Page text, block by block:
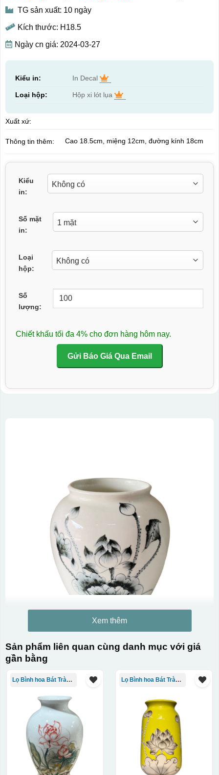
TG sản xuất: 10 ngày
Kích thước: H18.5
Ngày cn giá: 2024-03-27
Kiểu in: In Decal
Loại hộp: Hộp xi lót lụa
Xuất xứ:
Thông tin thêm: Cao 18.5cm, miệng 12cm, đường kính 18cm
Kiểu
in:
Số mặt
in:
Loại
hộp:
Số
lượng:
Chiết khấu tối đa 4% cho đơn hàng hôm nay.
Gửi Báo Giá Qua Email
Xem thêm
Sản phẩm liên quan cùng danh mục với giá
gần bằng
Lọ Bình hoa Bát Tràng in logo Lọ Bình hoa Bát Tràng in logo